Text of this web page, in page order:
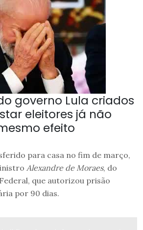
governo Lula criados
eleitores já não
efeito
para casa no fim de março,
Alexandre de Moraes, do
que autorizou prisão
por 90 dias.